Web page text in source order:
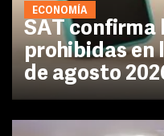
ECONOMÍA
SAT confirma
prohibidas en
de agosto